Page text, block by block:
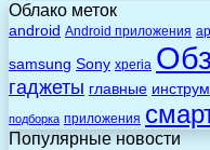
Облако меток
android Android приложения
samsung Sony xperia
гаджеты главные
подборка приложения
Популярные новости